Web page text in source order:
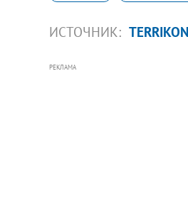
ИСТОЧНИК: TERRIKON
РЕКЛАМА